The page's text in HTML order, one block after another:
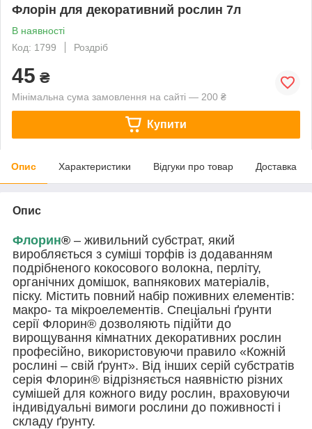
Флорін для декоративний рослин 7л
В наявності
Код: 1799
Роздріб
45 ₴
Мінімальна сума замовлення на сайті — 200 ₴
Купити
Опис Характеристики Відгуки про товар Доставка
Опис
Флорин® – живильний субстрат, який
виробляється з суміші торфів із додаванням
подрібненого кокосового волокна, перліту,
органічних домішок, вапнякових матеріалів,
піску. Містить повний набір поживних елементів:
макро- та мікроелементів. Спеціальні ґрунти
серії Флорин® дозволяють підійти до
вирощування кімнатних декоративних рослин
професійно, використовуючи правило «Кожній
рослині – свій ґрунт». Від інших серій субстратів
серія Флорин® відрізняється наявністю різних
сумішей для кожного виду рослин, враховуючи
індивідуальні вимоги рослини до поживності і
складу ґрунту.